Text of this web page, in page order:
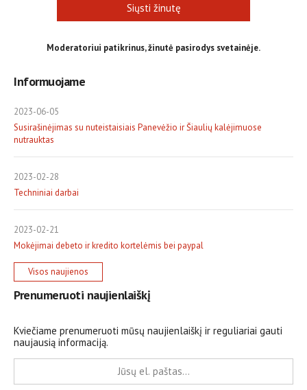
Siųsti žinutę
Moderatoriui patikrinus, žinutė pasirodys svetainėje.
Informuojame
2023-06-05
Susirašinėjimas su nuteistaisiais Panevėžio ir Šiaulių kalėjimuose
nutrauktas
2023-02-28
Techniniai darbai
2023-02-21
Mokėjimai debeto ir kredito kortelėmis bei paypal
Visos naujienos
Prenumeruoti naujienlaiškį
Kviečiame prenumeruoti mūsų naujienlaiškį ir reguliariai gauti
naujausią informaciją.